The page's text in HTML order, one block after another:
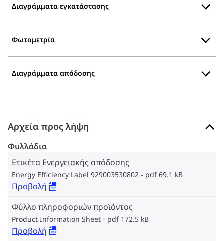
Διαγράμματα εγκατάστασης
Φωτομετρία
Διαγράμματα απόδοσης
Αρχεία προς λήψη
Φυλλάδια
Ετικέτα Ενεργειακής απόδοσης
Energy Efficiency Label 929003530802 pdf 69.1 kB
Προβολή
Φύλλο πληροφοριών προϊόντος
Product Information Sheet pdf 172.5 kB
Προβολή